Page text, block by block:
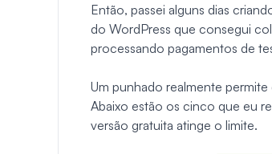
Então, passei alguns dias
do WordPress que consegui
processando pagamentos de
Um punhado realmente
Abaixo estão os cinco que eu
versão gratuita atinge o limite.